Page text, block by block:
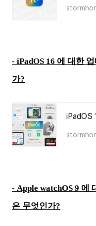
- iPadOS 16 에 대한
가?
- Apple watchOS 9 에
은 무엇인가?